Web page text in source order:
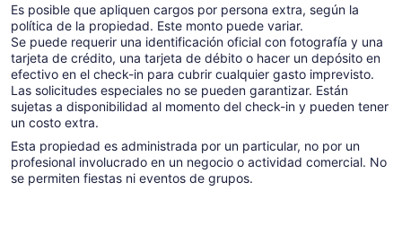
Es posible que apliquen cargos por persona extra, según la
política de la propiedad. Este monto puede variar.
Se puede requerir una identificación oficial con fotografía y una
tarjeta de crédito, una tarjeta de débito o hacer un depósito en
efectivo en el check-in para cubrir cualquier gasto imprevisto.
Las solicitudes especiales no se pueden garantizar. Están
sujetas a disponibilidad al momento del check-in y pueden tener
un costo extra.
Esta propiedad es administrada por un particular, no por un
profesional involucrado en un negocio o actividad comercial. No
se permiten fiestas ni eventos de grupos.